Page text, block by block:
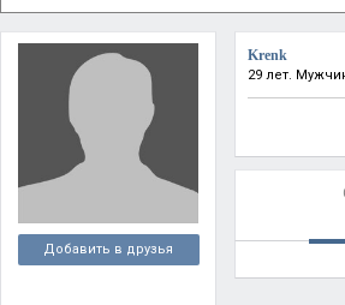
Добавить в друзья
Krenk
29 лет.